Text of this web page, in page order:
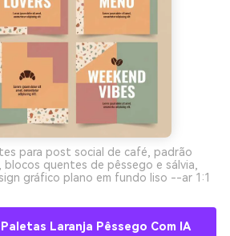
para post social de café, padrão
quentes de pêssego e sálvia,
gráfico plano em fundo liso --ar 1:1
Laranja Pêssego Com IA